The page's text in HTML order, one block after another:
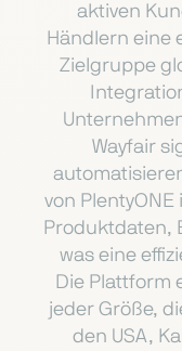
aktiven
Händlern eine
Zielgruppe
Wayfair
von
Produktdaten,
was eine
Die Plattform
jeder Größe,
den USA,